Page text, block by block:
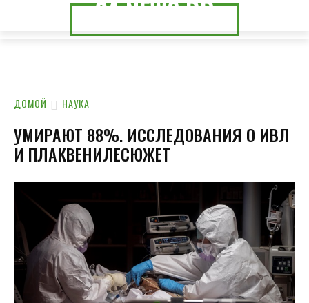
24.NEWS.CK
24.NEWS.DP
ДОМОЙ НАУКА
УМИРАЮТ 88%. ИССЛЕДОВАНИЯ О ИВЛ
И ПЛАКВЕНИЛЕСЮЖЕТ